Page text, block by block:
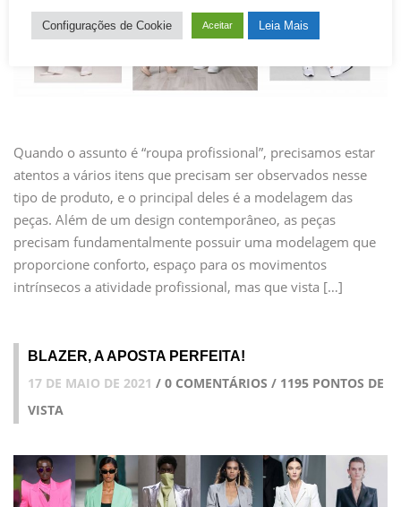
Quando o assunto é “roupa profissional”, precisamos estar
atentos a vários itens que precisam ser observados nesse
tipo de produto, e o principal deles é a modelagem das
peças. Além de um design contemporâneo, as peças
precisam fundamentalmente possuir uma modelagem que
proporcione conforto, espaço para os movimentos
intrínsecos a atividade profissional, mas que vista […]
BLAZER, A APOSTA PERFEITA!
17 DE MAIO DE 2021 / 0 COMENTÁRIOS / 1195 PONTOS DE
VISTA
Configurações de Cookie Aceitar Leia Mais